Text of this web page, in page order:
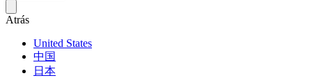
Atrás
United States
中国
日本